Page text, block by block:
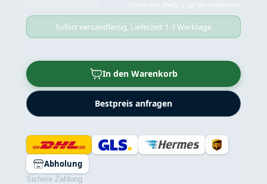
Preise inkl. MwSt. zzgl. Versandkosten
Sofort versandfertig, Lieferzeit 1-3 Werktage
In den Warenkorb
Bestpreis anfragen
Abholung
Sichere Zahlung